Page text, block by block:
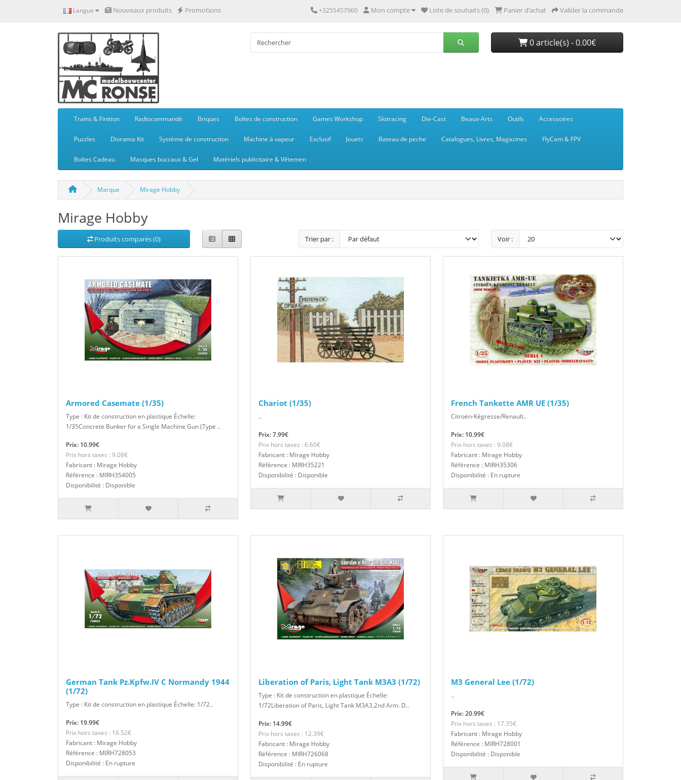
Langue Nouveaux produits Promotions +3255457960 Mon compte Liste de souhaits (0) Panier d’achat Valider la commande
0 article(s) - 0.00€
Trains & Finition Radiocommandé Briques Boîtes de construction Games Workshop Slotracing Die-Cast Beaux-Arts Outils Accessoires
Puzzles Diorama Kit Système de construction Machine à vapeur Exclusif Jouets Bateau de peche Catalogues, Livres, Magazines FlyCam & FPV
Boîtes Cadeau Masques buccaux & Gel Matériels publicitaire & Vêtemen
Marque Mirage Hobby
Mirage Hobby
Produits comparés (0) Trier par : Voir :
Armored Casemate (1/35)
Type : Kit de construction en plastique Échelle:
1/35Concrete Bunker for a Single Machine Gun (Type ..
Prix: 10.99€
Prix hors taxes : 9.08€
Fabricant : Mirage Hobby
Référence : MIRH354005
Disponibilité : Disponible
Chariot (1/35)
..
Prix: 7.99€
Prix hors taxes : 6.60€
Fabricant : Mirage Hobby
Référence : MIRH35221
Disponibilité : Disponible
French Tankette AMR UE (1/35)
Citroën-Kégresse/Renault..
Prix: 10.99€
Prix hors taxes : 9.08€
Fabricant : Mirage Hobby
Référence : MIRH35306
Disponibilité : En rupture
German Tank Pz.Kpfw.IV C Normandy 1944
(1/72)
Type : Kit de construction en plastique Échelle: 1/72..
Prix: 19.99€
Prix hors taxes : 16.52€
Fabricant : Mirage Hobby
Référence : MIRH728053
Disponibilité : En rupture
Liberation of Paris, Light Tank M3A3 (1/72)
Type : Kit de construction en plastique Échelle:
1/72Liberation of Paris, Light Tank M3A3,2nd Arm. D..
Prix: 14.99€
Prix hors taxes : 12.39€
Fabricant : Mirage Hobby
Référence : MIRH726068
Disponibilité : En rupture
M3 General Lee (1/72)
..
Prix: 20.99€
Prix hors taxes : 17.35€
Fabricant : Mirage Hobby
Référence : MIRH728001
Disponibilité : Disponible